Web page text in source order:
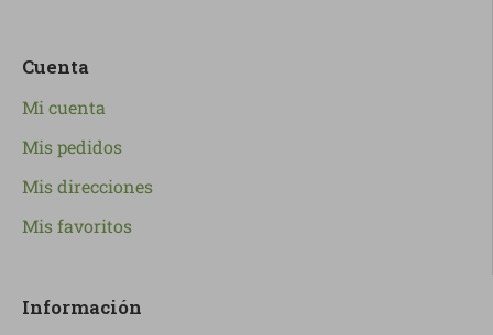
Cuenta
Mi cuenta
Mis pedidos
Mis direcciones
Mis favoritos
Información